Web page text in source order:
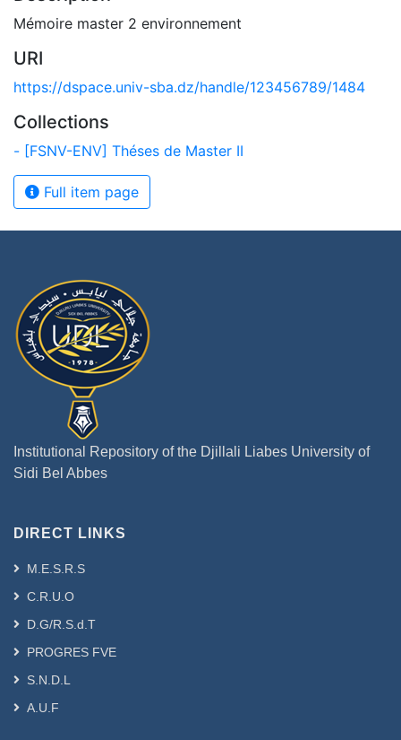
Mémoire master 2 environnement
URI
https://dspace.univ-sba.dz/handle/123456789/1484
Collections
- [FSNV-ENV] Théses de Master II
Full item page
Institutional Repository of the Djillali Liabes University of
Sidi Bel Abbes
DIRECT LINKS
M.E.S.R.S
C.R.U.O
D.G/R.S.d.T
PROGRES FVE
S.N.D.L
A.U.F